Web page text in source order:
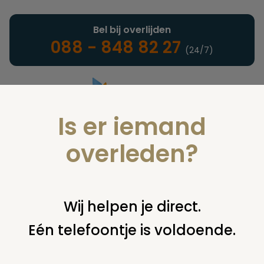
Landelijke uitvaartonderneming
Bel bij overlijden
088 - 848 82 27 (24/7)
U bent hier: home juridisch begraven grafsteen /
terughalen grafzerk door natuursteenleverancier
Is er iemand
overleden?
Wij helpen je direct.
Eén telefoontje is voldoende.